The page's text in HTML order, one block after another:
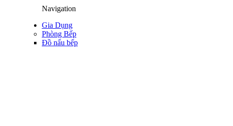
Navigation
Gia Dụng
Phòng Bếp
Đồ nấu bếp